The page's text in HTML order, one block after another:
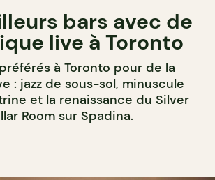
bars avec de
live à Toronto
à Toronto pour de la
: jazz de sous-sol, minuscule
et la renaissance du Silver
Room sur Spadina.